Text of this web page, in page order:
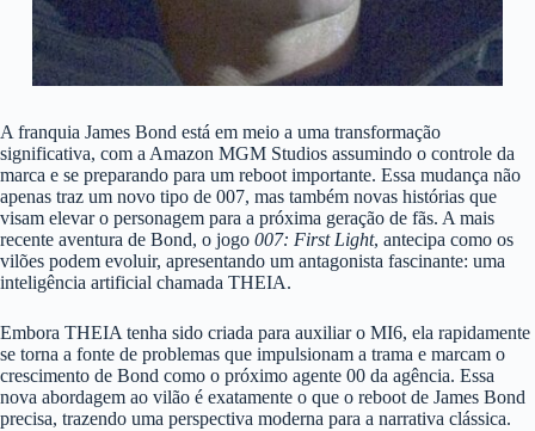
A franquia James Bond está em meio a uma transformação
significativa, com a Amazon MGM Studios assumindo o controle da
marca e se preparando para um reboot importante. Essa mudança não
apenas traz um novo tipo de 007, mas também novas histórias que
visam elevar o personagem para a próxima geração de fãs. A mais
recente aventura de Bond, o jogo 007: First Light, antecipa como os
vilões podem evoluir, apresentando um antagonista fascinante: uma
inteligência artificial chamada THEIA.
Embora THEIA tenha sido criada para auxiliar o MI6, ela rapidamente
se torna a fonte de problemas que impulsionam a trama e marcam o
crescimento de Bond como o próximo agente 00 da agência. Essa
nova abordagem ao vilão é exatamente o que o reboot de James Bond
precisa, trazendo uma perspectiva moderna para a narrativa clássica.